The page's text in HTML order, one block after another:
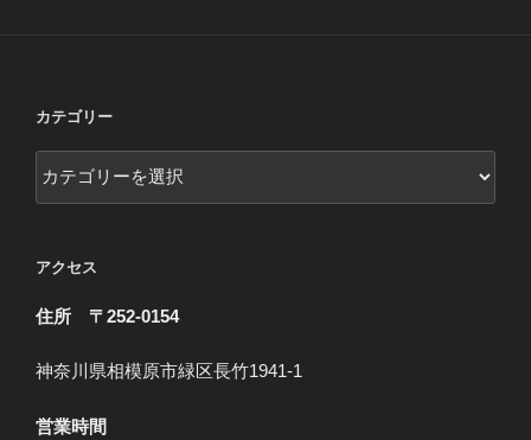
カテゴリー
テ
ー
アクセス
住所 〒252-0154
神奈川県相模原市緑区長竹1941-1
営業時間